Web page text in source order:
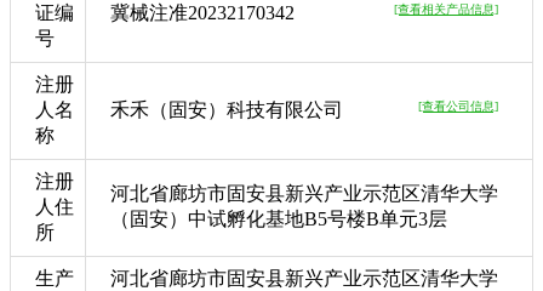
证编
号
冀械注准20232170342 [查看相关产品信息]
注册
人名
称
禾禾（固安）科技有限公司 [查看公司信息]
注册
人住
所
河北省廊坊市固安县新兴产业示范区清华大学
（固安）中试孵化基地B5号楼B单元3层
生产
河北省廊坊市固安县新兴产业示范区清华大学